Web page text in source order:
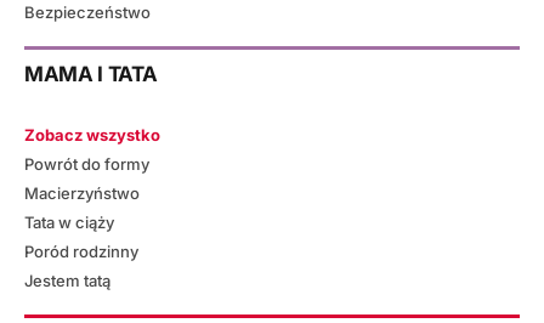
Bezpieczeństwo
MAMA I TATA
Zobacz wszystko
Powrót do formy
Macierzyństwo
Tata w ciąży
Poród rodzinny
Jestem tatą